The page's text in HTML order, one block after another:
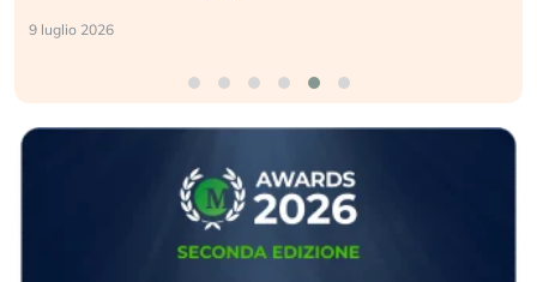
9 luglio 2026